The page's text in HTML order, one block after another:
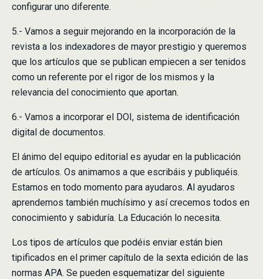
configurar uno diferente.
5.- Vamos a seguir mejorando en la incorporación de la
revista a los indexadores de mayor prestigio y queremos
que los artículos que se publican empiecen a ser tenidos
como un referente por el rigor de los mismos y la
relevancia del conocimiento que aportan.
6.- Vamos a incorporar el DOI, sistema de identificación
digital de documentos.
El ánimo del equipo editorial es ayudar en la publicación
de artículos. Os animamos a que escribáis y publiquéis.
Estamos en todo momento para ayudaros. Al ayudaros
aprendemos también muchísimo y así crecemos todos en
conocimiento y sabiduría. La Educación lo necesita.
Los tipos de artículos que podéis enviar están bien
tipificados en el primer capítulo de la sexta edición de las
normas APA. Se pueden esquematizar del siguiente